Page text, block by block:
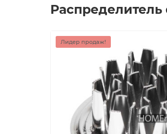
Лидер продаж!